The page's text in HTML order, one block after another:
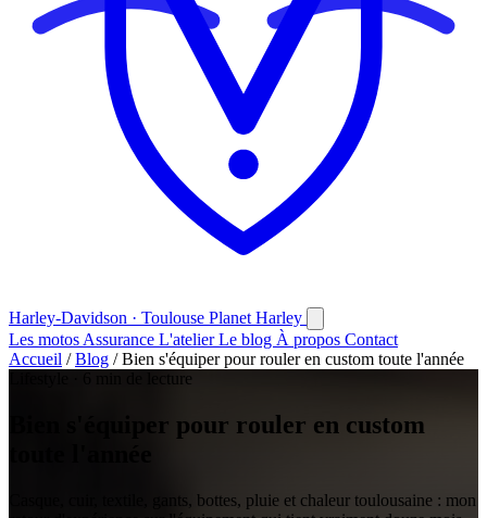
Harley-Davidson · Toulouse Planet Harley
Les motos Assurance L'atelierLe blog À propos Contact
Accueil /Blog /Bien s'équiper pour rouler en custom toute l'année
6 min de lecture
Bien s'équiper pour rouler en custom
Casque, cuir, textile, gants, bottes, pluie et chaleur toulousaine : mon